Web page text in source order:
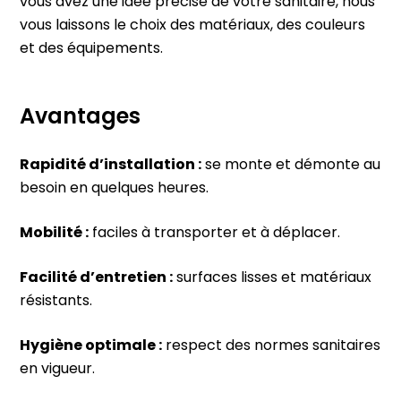
vous laissons le choix des matériaux, des couleurs
et des équipements.
Avantages
Rapidité d’installation :se monte et démonte au
besoin en quelques heures.
Mobilité :faciles à transporter et à déplacer.
Facilité d’entretien :surfaces lisses et matériaux
résistants.
Hygiène optimale :respect des normes sanitaires
en vigueur.